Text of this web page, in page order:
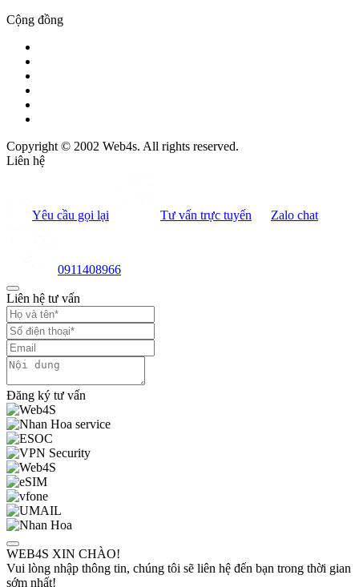
Cộng đồng
Copyright © 2002 Web4s. All rights reserved.
Liên hệ
Yêu cầu gọi lại Tư vấn trực tuyến Zalo chat
0911408966
Liên hệ tư vấn
Đăng ký tư vấn
WEB4S XIN CHÀO!
Vui lòng nhập thông tin, chúng tôi sẽ liên hệ đến bạn trong thời gian
sớm nhất!